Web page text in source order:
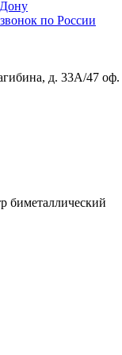
по России
д. 33А/47 оф.
биметаллический